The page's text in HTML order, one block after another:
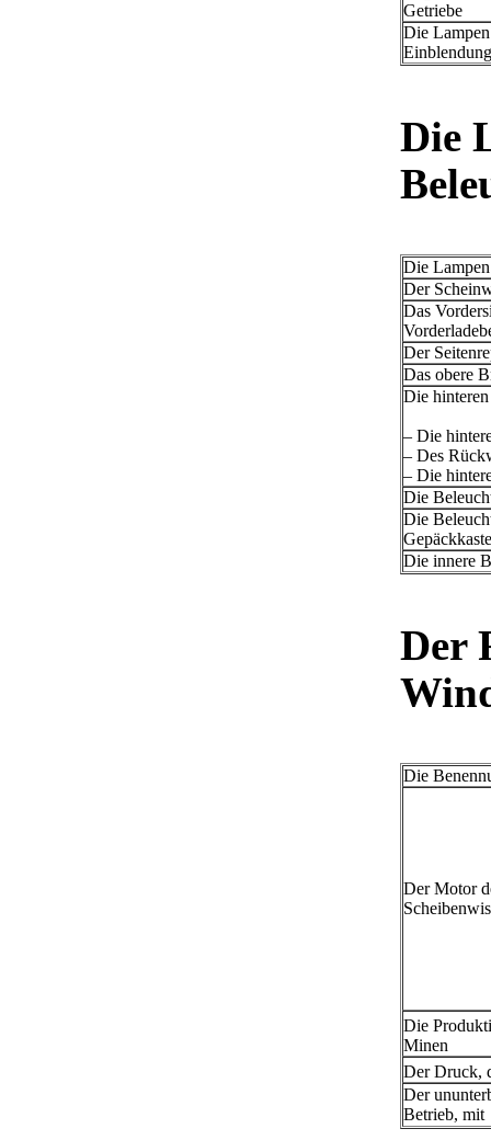
Getriebe
Die
Einblendung
Die
Die Lampen
Der
Das
Der
Das obere
Die
– Die
– Des
– Die
Die
Die
Die innere
Der
Die
Der Motor
Die
Minen
Der Druck,
Der
Betrieb, mit